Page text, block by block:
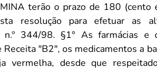
terão o prazo de 180 (cento
resolução para efetuar as
podem vender,
"B2", os medicamentos a
vermelha, desde que